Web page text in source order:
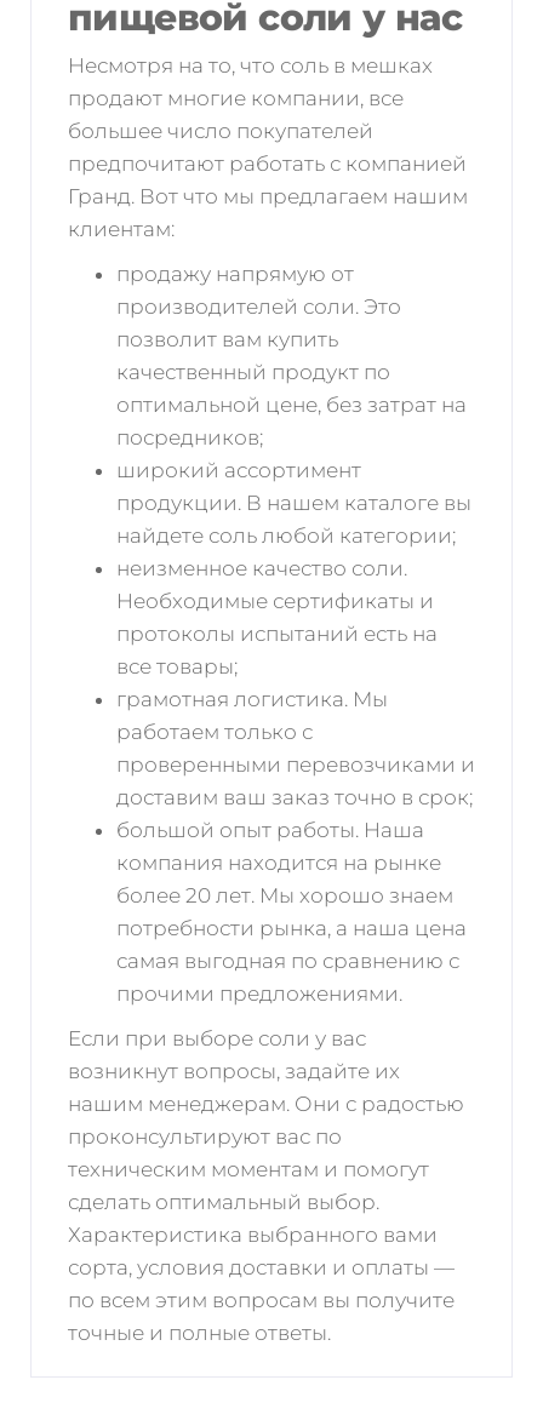
пищевой соли у нас
Несмотря на то, что соль в мешках
продают многие компании, все
большее число покупателей
предпочитают работать с компанией
Гранд. Вот что мы предлагаем нашим
клиентам:
продажу напрямую от
производителей соли. Это
позволит вам купить
качественный продукт по
оптимальной цене, без затрат на
посредников;
широкий ассортимент
продукции. В нашем каталоге вы
найдете соль любой категории;
неизменное качество соли.
Необходимые сертификаты и
протоколы испытаний есть на
все товары;
грамотная логистика. Мы
работаем только с
проверенными перевозчиками и
доставим ваш заказ точно в срок;
большой опыт работы. Наша
компания находится на рынке
более 20 лет. Мы хорошо знаем
потребности рынка, а наша цена
самая выгодная по сравнению с
прочими предложениями.
Если при выборе соли у вас
возникнут вопросы, задайте их
нашим менеджерам. Они с радостью
проконсультируют вас по
техническим моментам и помогут
сделать оптимальный выбор.
Характеристика выбранного вами
сорта, условия доставки и оплаты —
по всем этим вопросам вы получите
точные и полные ответы.